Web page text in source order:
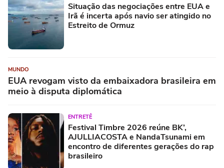
Situação das negociações entre EUA e
Irã é incerta após navio ser atingido no
Estreito de Ormuz
MUNDO
EUA revogam visto da embaixadora brasileira em
meio à disputa diplomática
ENTRETÊ
Festival Timbre 2026 reúne BK’,
AJULLIACOSTA e NandaTsunami em
encontro de diferentes gerações do rap
brasileiro